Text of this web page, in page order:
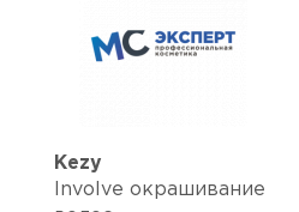
Kezy
Involve окрашивание